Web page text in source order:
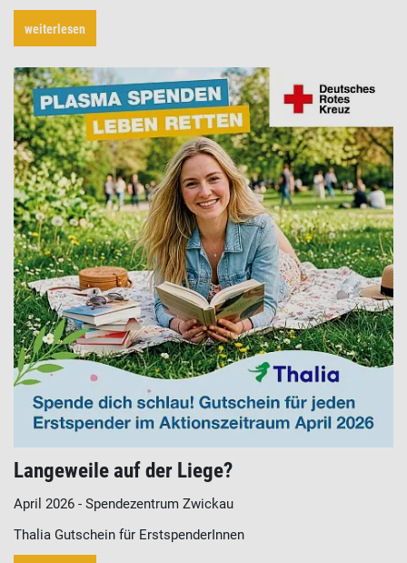
weiterlesen
Langeweile auf der Liege?
April 2026 - Spendezentrum Zwickau
Thalia Gutschein für ErstspenderInnen